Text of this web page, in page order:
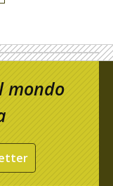
mondo